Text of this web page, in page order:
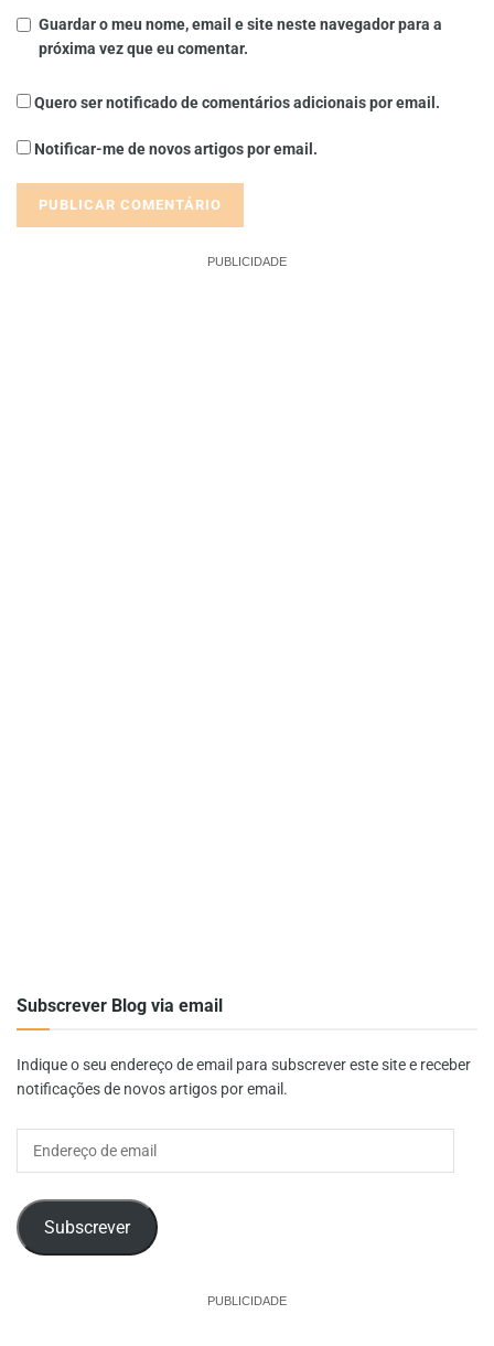
Guardar o meu nome, email e site neste navegador para a
próxima vez que eu comentar.
Quero ser notificado de comentários adicionais por email.
Notificar-me de novos artigos por email.
PUBLICIDADE
Subscrever Blog via email
Indique o seu endereço de email para subscrever este site e receber
notificações de novos artigos por email.
Subscrever
PUBLICIDADE